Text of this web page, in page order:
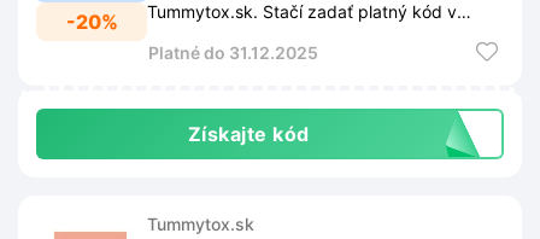
-20%
Tummytox.sk. Stačí zadať platný kód v
zníži.
Platné do 31.12.2025
Získajte kód
Tummytox.sk